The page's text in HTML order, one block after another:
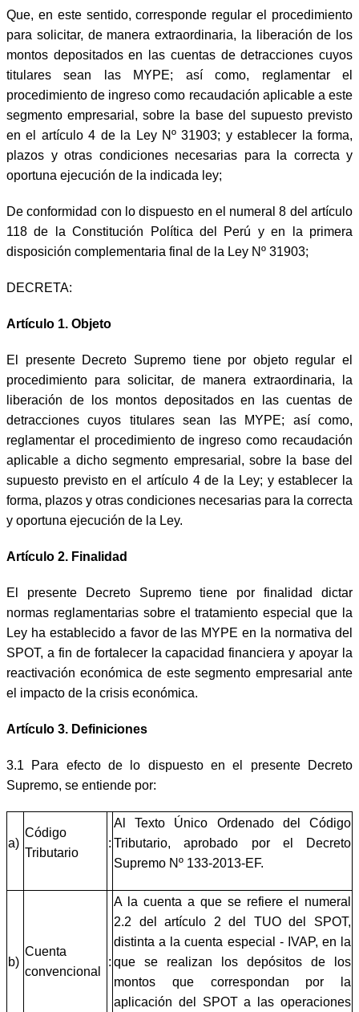
Que, en este sentido, corresponde regular el procedimiento
para solicitar, de manera extraordinaria, la liberación de los
montos depositados en las cuentas de detracciones cuyos
titulares sean las MYPE; así como, reglamentar el
procedimiento de ingreso como recaudación aplicable a este
segmento empresarial, sobre la base del supuesto previsto
en el artículo 4 de la Ley Nº 31903; y establecer la forma,
plazos y otras condiciones necesarias para la correcta y
oportuna ejecución de la indicada ley;
De conformidad con lo dispuesto en el numeral 8 del artículo
118 de la Constitución Política del Perú y en la primera
disposición complementaria final de la Ley Nº 31903;
DECRETA:
Artículo 1. Objeto
El presente Decreto Supremo tiene por objeto regular el
procedimiento para solicitar, de manera extraordinaria, la
liberación de los montos depositados en las cuentas de
detracciones cuyos titulares sean las MYPE; así como,
reglamentar el procedimiento de ingreso como recaudación
aplicable a dicho segmento empresarial, sobre la base del
supuesto previsto en el artículo 4 de la Ley; y establecer la
forma, plazos y otras condiciones necesarias para la correcta
y oportuna ejecución de la Ley.
Artículo 2. Finalidad
El presente Decreto Supremo tiene por finalidad dictar
normas reglamentarias sobre el tratamiento especial que la
Ley ha establecido a favor de las MYPE en la normativa del
SPOT, a fin de fortalecer la capacidad financiera y apoyar la
reactivación económica de este segmento empresarial ante
el impacto de la crisis económica.
Artículo 3. Definiciones
3.1 Para efecto de lo dispuesto en el presente Decreto
Supremo, se entiende por:
a)
Código
Tributario
:
Al Texto Único Ordenado del Código
Tributario, aprobado por el Decreto
Supremo Nº 133-2013-EF.
b)
Cuenta
convencional
:
A la cuenta a que se refiere el numeral
2.2 del artículo 2 del TUO del SPOT,
distinta a la cuenta especial - IVAP, en la
que se realizan los depósitos de los
montos que correspondan por la
aplicación del SPOT a las operaciones